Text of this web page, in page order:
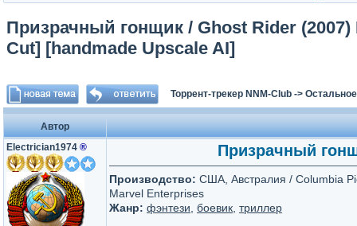
Призрачный гонщик / Ghost Rider
Cut] [handmade Upscale AI]
Торрент-трекер NNM-Club -> Остальное
Автор
Electrician1974 ® Призрачный
Производство: США, Австралия / Columbia
Marvel Enterprises
Жанр: фэнтези боевик триллер